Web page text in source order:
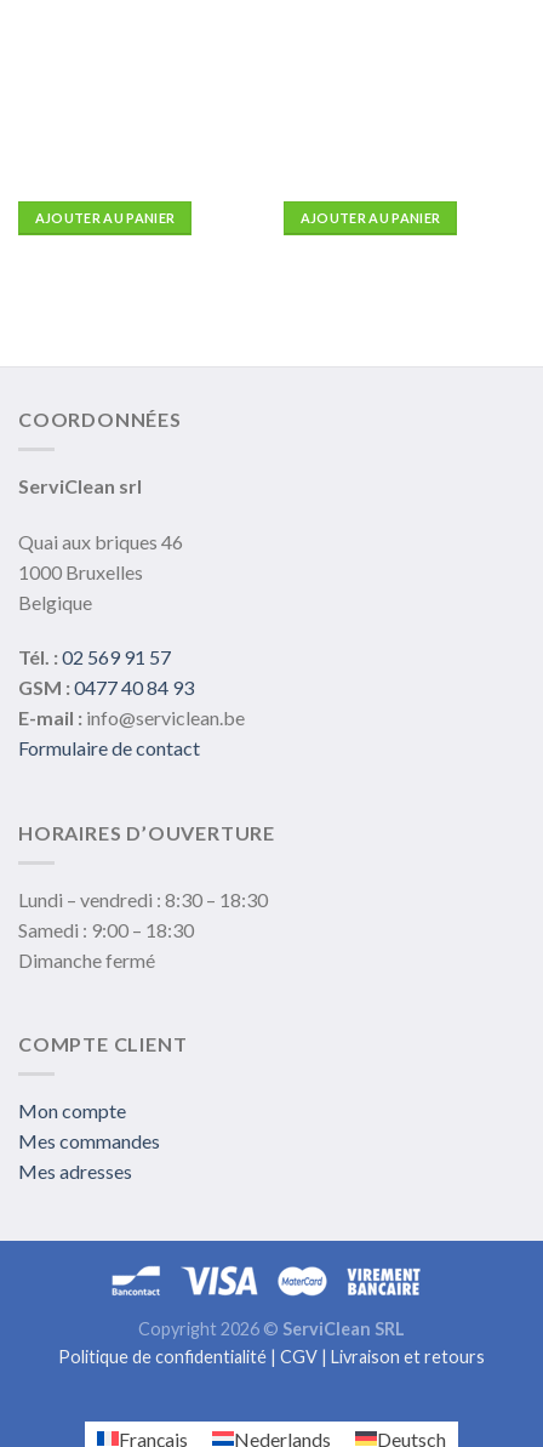
AJOUTER AU PANIER AJOUTER AU PANIER
COORDONNÉES
ServiClean srl
Quai aux briques 46
1000 Bruxelles
Belgique
Tél. : 02 569 91 57
GSM : 0477 40 84 93
E-mail : info@serviclean.be
Formulaire de contact
HORAIRES D’OUVERTURE
Lundi – vendredi : 8:30 – 18:30
Samedi : 9:00 – 18:30
Dimanche fermé
COMPTE CLIENT
Mon compte
Mes commandes
Mes adresses
Copyright 2026 © ServiClean SRL
Politique de confidentialité | CGV | Livraison et retours
Français Nederlands Deutsch